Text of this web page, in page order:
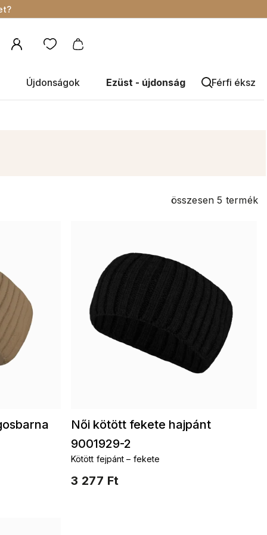
Újdonságok Ezüst - újdonság Férfi
összesen5 termék
Női kötött fekete hajpánt
9001929-2
3 277 Ft
Kötött fejpánt – fekete